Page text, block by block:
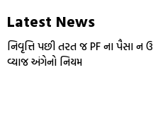
Latest News
નિવૃત્તિ પછી તરત જ PF ના પૈસા ન
વ્યાજ અંગેનો નિયમ